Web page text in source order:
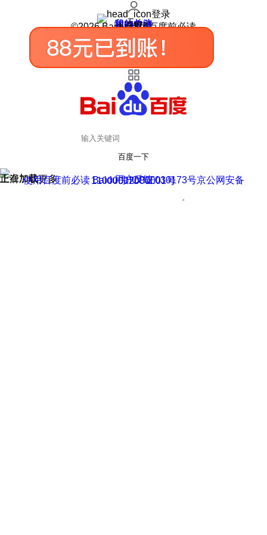
登录
我的关注
我的收藏
皮肤中心
用户反馈
设置
©2026 Baidu 使用百度前必读
百度一下
正在加载
上滑加载更多 用户反馈
使用百度前必读 Baidu 京ICP证030173号
京公网安备11000002000001号